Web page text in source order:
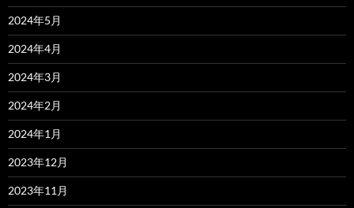
2024年5月
2024年4月
2024年3月
2024年2月
2024年1月
2023年12月
2023年11月